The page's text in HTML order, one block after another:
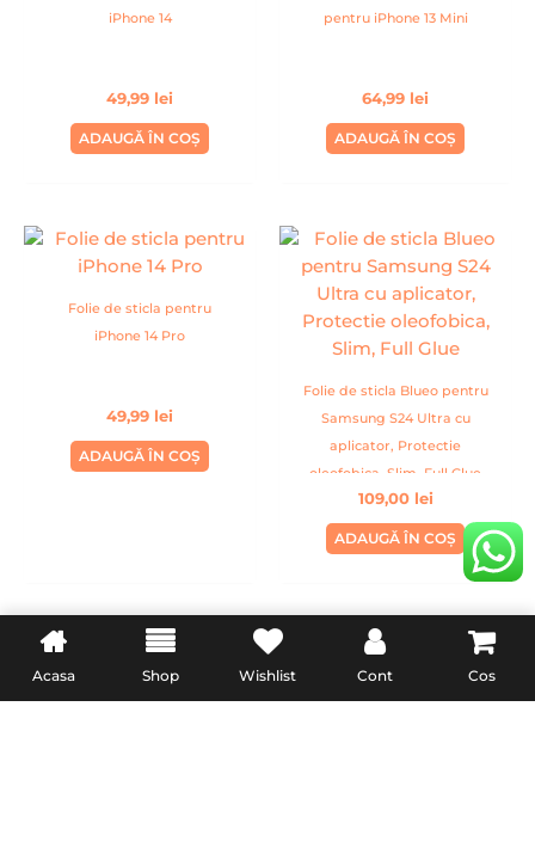
iPhone 14
49,99 lei
ADAUGĂ ÎN COȘ
pentru iPhone 13 Mini
64,99 lei
ADAUGĂ ÎN COȘ
Folie de sticla pentru
iPhone 14 Pro
49,99 lei
ADAUGĂ ÎN COȘ
Folie de sticla Blueo pentru
Samsung S24 Ultra cu
aplicator, Protectie
oleofobica, Slim, Full Glue
109,00 lei
ADAUGĂ ÎN COȘ
INFORMATII UTILE
Acasa Shop Wishlist Cont Cos